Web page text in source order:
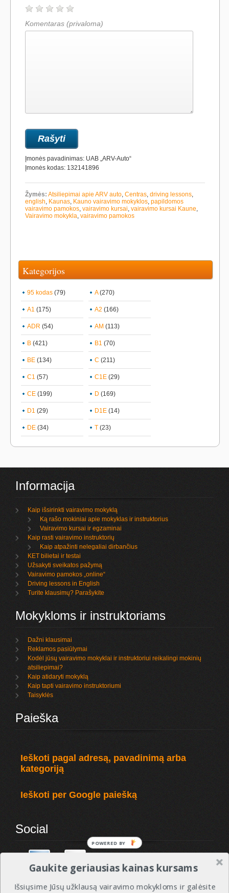
Komentaras (privaloma)
Įmonės pavadinimas: UAB „ARV-Auto“
Įmonės kodas: 132141896
Žymės: Atsiliepimai apie ARV auto, Centras, driving lessons,
english, Kaunas, Kauno vairavimo mokyklos, papildomos
vairavimo pamokos, vairavimo kursai, vairavimo kursai Kaune,
Vairavimo mokykla, vairavimo pamokos
Kategorijos
95 kodas (79) A(270)
A1 (175) A2 (166)
ADR (54) AM (113)
B (421) B1 (70)
BE (134) C (211)
C1 (57) C1E (29)
CE (199) D (169)
D1 (29) D1E (14)
DE (34) T (23)
Informacija
Kaip išsirinkti vairavimo mokyklą
Ką rašo mokiniai apie mokyklas ir instruktorius
Vairavimo kursai ir egzaminai
Kaip rasti vairavimo instruktorių
Kaip atpažinti nelegaliai dirbančius
KET bilietai ir testai
Užsakyti sveikatos pažymą
Vairavimo pamokos „online“
Driving lessons in English
Turite klausimų? Parašykite
Mokykloms ir instruktoriams
Dažni klausimai
Reklamos pasiūlymai
Kodėl jūsų vairavimo mokyklai ir instruktoriui reikalingi mokinių
atsiliepimai?
Kaip atidaryti mokyklą
Kaip tapti vairavimo instruktoriumi
Taisyklės
Paieška
Ieškoti pagal adresą, pavadinimą arba
kategoriją
Ieškoti per Google paiešką
Social
Gaukite geriausias kainas kursams
Išsiųsime Jūsų užklausą vairavimo mokykloms ir galėsite
POWERED BY